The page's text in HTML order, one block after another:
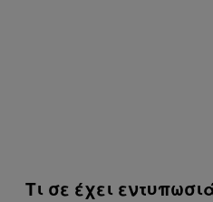
Τι σε έχει